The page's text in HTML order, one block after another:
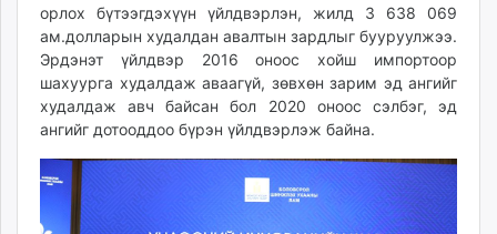
unread.today
орлох бүтээгдэхүүн үйлдвэрлэн, жилд 3 638 069
ам.долларын худалдан авалтын зардлыг бууруулжээ.
Эрдэнэт үйлдвэр 2016 оноос хойш импортоор
шахуурга худалдаж аваагүй, зөвхөн зарим эд ангийг
худалдаж авч байсан бол 2020 оноос сэлбэг, эд
ангийг дотооддоо бүрэн үйлдвэрлэж байна.